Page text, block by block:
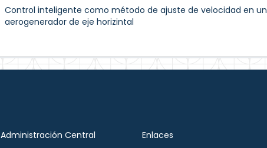
Control inteligente como método de ajuste de velocidad en un
aerogenerador de eje horizintal
Administración Central
Enlaces